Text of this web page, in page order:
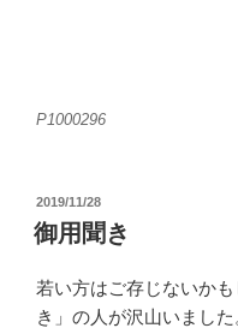
P1000296
投
稿
日:
2019/11/28
御用聞き
若い方はご存じないか
き」の人が沢山いまし